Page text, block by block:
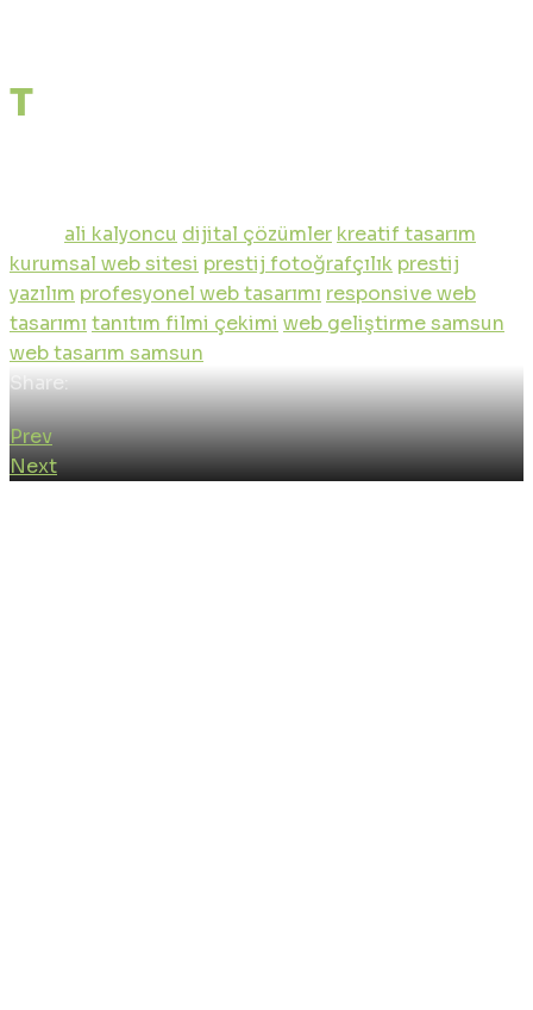
Tez Pro Map ( Web
ali kalyoncu dijital çözümler kreatif tasarım
kurumsal web sitesi prestij fotoğrafçılık prestij
yazılım profesyonel web tasarımı responsive web
tasarımı tanıtım filmi çekimi web geliştirme samsun
web tasarım samsun
Share:
Prev
Next